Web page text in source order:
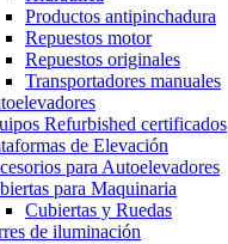
Productos antipinchadura
Repuestos motor
Repuestos originales
Transportadores manuales
Refurbished certificados
de Elevación
para Autoelevadores
para Maquinaria
Cubiertas y Ruedas
de iluminación